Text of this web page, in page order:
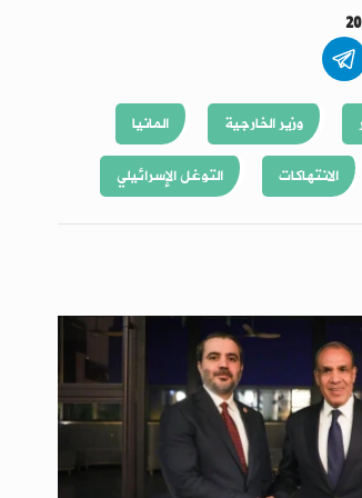
وزير الخارجية
المانيا
الانتهاكات التوغل الإسرائيلي